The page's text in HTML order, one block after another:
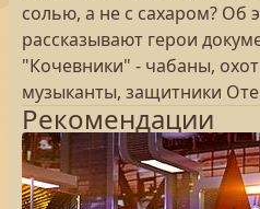
солью, а не с сахаром? Об
рассказывают герои
"Кочевники" - чабаны,
музыканты, защитники
Рекомендации